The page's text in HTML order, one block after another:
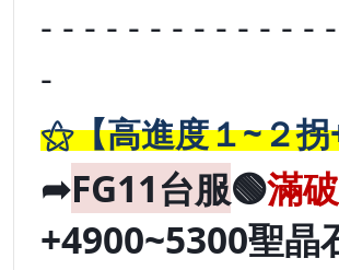
- - - - - - - - - - - - -
-
⚝【高進度１~２拐
➦FG11台服🟢滿
+4900~5300聖晶